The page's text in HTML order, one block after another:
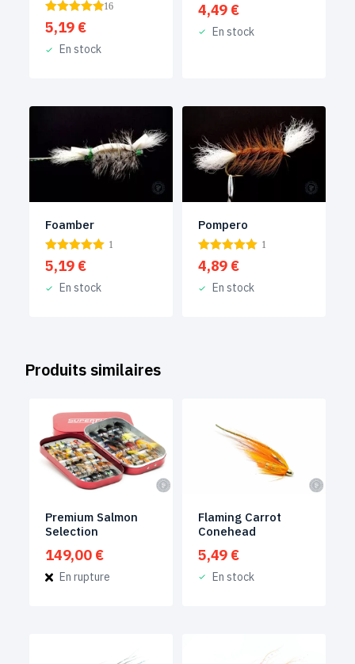
16
5,19 €
En stock
4,49 €
En stock
Foamber
1
5,19 €
En stock
Pompero
1
4,89 €
En stock
Produits similaires
Premium Salmon
Selection
149,00 €
En rupture
Flaming Carrot
Conehead
5,49 €
En stock